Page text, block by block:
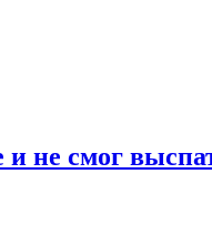
не смог